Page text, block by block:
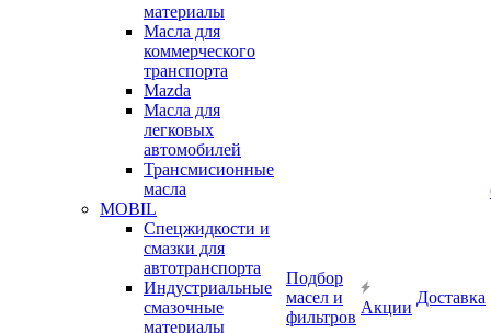
материалы
Масла для
коммерческого
транспорта
Mazda
Масла для
легковых
автомобилей
Трансмисионные
масла
MOBIL
Cпецжидкости и
смазки для
автотранспорта
Индустриальные
смазочные
материалы
Подбор
масел и
фильтров
Акции
Доставка